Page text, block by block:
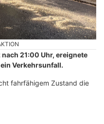
21:00 Uhr, ereignete
Verkehrsunfall.
fahrfähigem Zustand die